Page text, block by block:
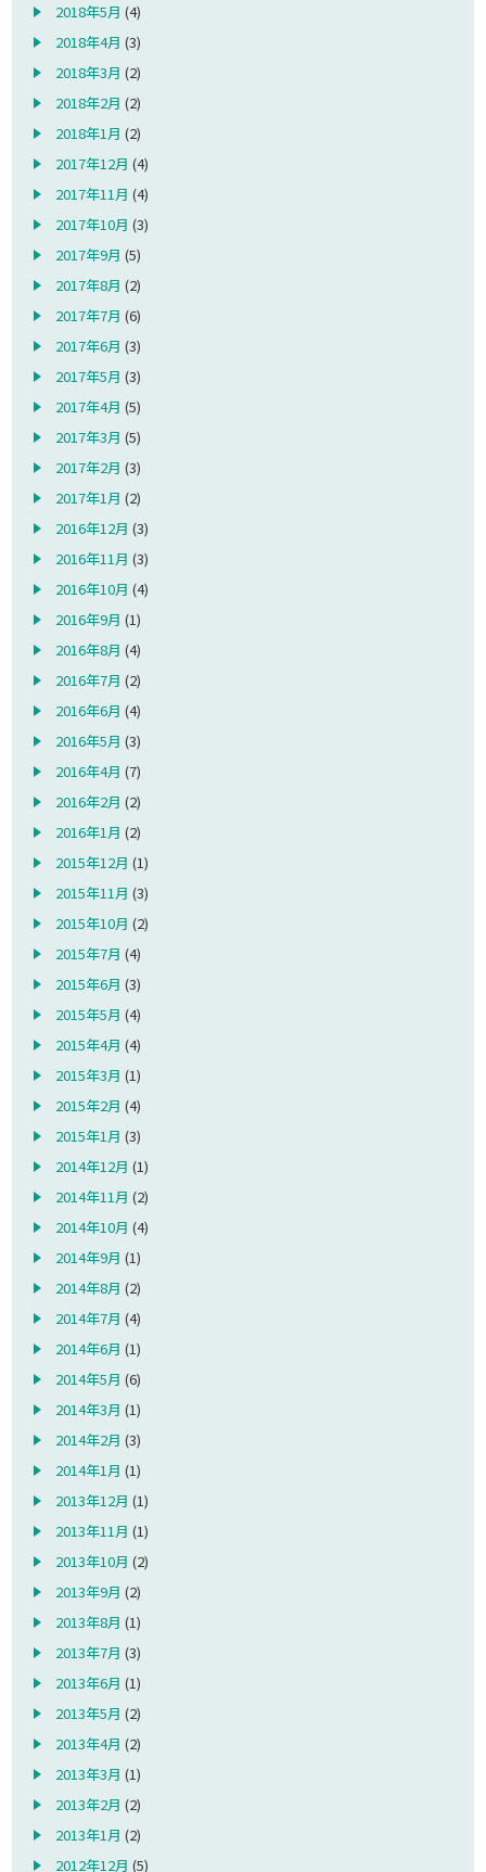
2018年5月 (4)
2018年4月 (3)
2018年3月 (2)
2018年2月 (2)
2018年1月 (2)
2017年12月 (4)
2017年11月 (4)
2017年10月 (3)
2017年9月 (5)
2017年8月 (2)
2017年7月 (6)
2017年6月 (3)
2017年5月 (3)
2017年4月 (5)
2017年3月 (5)
2017年2月 (3)
2017年1月 (2)
2016年12月 (3)
2016年11月 (3)
2016年10月 (4)
2016年9月 (1)
2016年8月 (4)
2016年7月 (2)
2016年6月 (4)
2016年5月 (3)
2016年4月 (7)
2016年2月 (2)
2016年1月 (2)
2015年12月 (1)
2015年11月 (3)
2015年10月 (2)
2015年7月 (4)
2015年6月 (3)
2015年5月 (4)
2015年4月 (4)
2015年3月 (1)
2015年2月 (4)
2015年1月 (3)
2014年12月 (1)
2014年11月 (2)
2014年10月 (4)
2014年9月 (1)
2014年8月 (2)
2014年7月 (4)
2014年6月 (1)
2014年5月 (6)
2014年3月 (1)
2014年2月 (3)
2014年1月 (1)
2013年12月 (1)
2013年11月 (1)
2013年10月 (2)
2013年9月 (2)
2013年8月 (1)
2013年7月 (3)
2013年6月 (1)
2013年5月 (2)
2013年4月 (2)
2013年3月 (1)
2013年2月 (2)
2013年1月 (2)
2012年12月 (5)